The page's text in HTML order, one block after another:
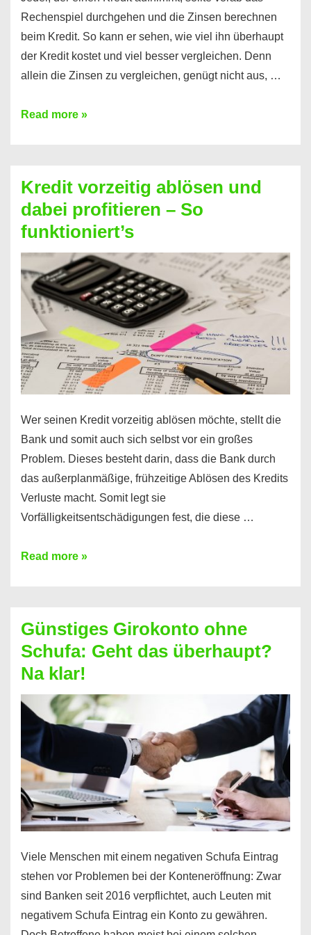
Rechenspiel durchgehen und die Zinsen berechnen
beim Kredit. So kann er sehen, wie viel ihn überhaupt
der Kredit kostet und viel besser vergleichen. Denn
allein die Zinsen zu vergleichen, genügt nicht aus, …
Ganz
Kredit
berechnen
–
Mit
diesen
Regeln!
Read more »
Kredit vorzeitig ablösen und
dabei profitieren – So
funktioniert’s
Wer seinen Kredit vorzeitig ablösen möchte, stellt die
Bank und somit auch sich selbst vor ein großes
Problem. Dieses besteht darin, dass die Bank durch
das außerplanmäßige, frühzeitige Ablösen des Kredits
Verluste macht. Somit legt sie
Vorfälligkeitsentschädigungen fest, die diese …
Kredit
dabei
profitieren
–
So
funktioniert’s
Read more »
Günstiges Girokonto ohne
Schufa: Geht das überhaupt?
Na klar!
Viele Menschen mit einem negativen Schufa Eintrag
stehen vor Problemen bei der Konteneröffnung: Zwar
sind Banken seit 2016 verpflichtet, auch Leuten mit
negativem Schufa Eintrag ein Konto zu gewähren.